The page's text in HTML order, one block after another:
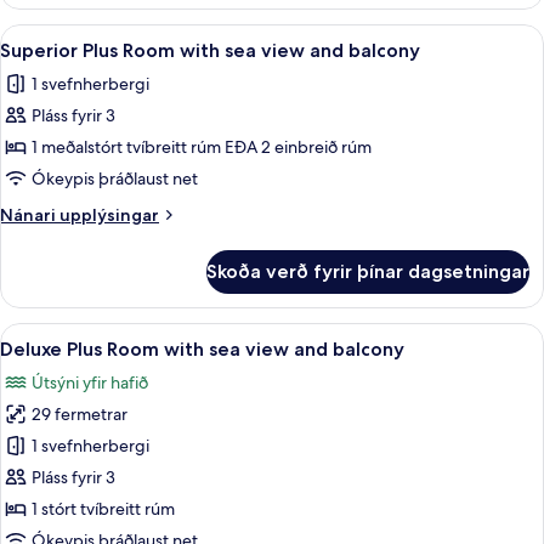
and
balcony
Room
with
city
view
and
Skoða
allar
myndir
fyrir
Superior
Plus
Room
with
view
and
balcony
Superior Plus Room with sea view
5
Superior Plus Room with sea view and balcony
1 svefnherbergi
Pláss fyrir 3
1 meðalstórt tvíbreitt rúm EÐA 2 einbreið rúm
Ókeypis þráðlaust net
Nánari upplýsingar
Nánari
Plus
Room
with
view
and
balcony
Skoða verð fyrir þínar dagsetningar
Skoða
allar
myndir
fyrir
Deluxe
Plus
Room
with
Deluxe Plus Room with sea view
4
Deluxe Plus Room with sea view and balcony
Útsýni yfir hafið
29 fermetrar
1 svefnherbergi
Pláss fyrir 3
1 stórt tvíbreitt rúm